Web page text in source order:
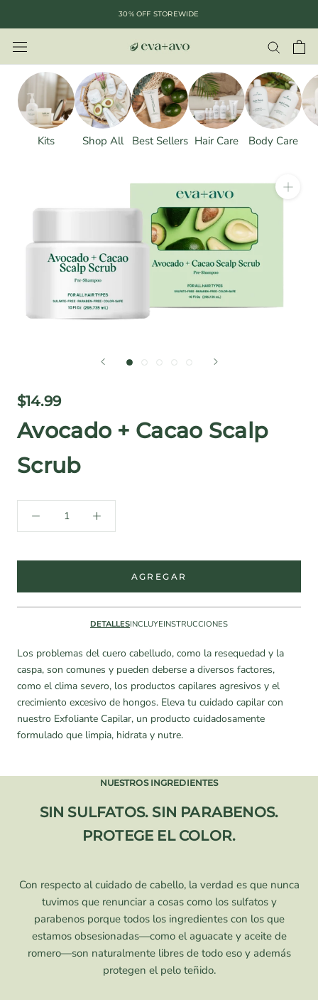
contenido
30% OFF STOREWIDE
Kits Shop All Best Sellers Hair Care Body Care
$14.99
Avocado + Cacao Scalp
Scrub
AGREGAR
DETALLESINCLUYEINSTRUCCIONES
Los problemas del cuero cabelludo, como la resequedad y la
caspa, son comunes y pueden deberse a diversos factores,
como el clima severo, los productos capilares agresivos y el
crecimiento excesivo de hongos. Eleva tu cuidado capilar con
nuestro Exfoliante Capilar, un producto cuidadosamente
formulado que limpia, hidrata y nutre.
NUESTROS INGREDIENTES
SIN SULFATOS. SIN PARABENOS.
PROTEGE EL COLOR.
Con respecto al cuidado de cabello, la verdad es que nunca
tuvimos que renunciar a cosas como los sulfatos y
parabenos porque todos los ingredientes con los que
estamos obsesionadas—como el aguacate y aceite de
romero—son naturalmente libres de todo eso y además
protegen el pelo teñido.